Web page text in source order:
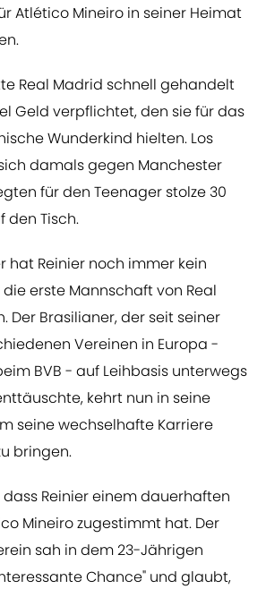
Atlético Mineiro in seiner Heimat
Real Madrid schnell gehandelt
Geld verpflichtet, den sie für das
Wunderkind hielten. Los
damals gegen Manchester
für den Teenager stolze 30
den Tisch.
hat Reinier noch immer kein
erste Mannschaft von Real
Der Brasilianer, der seit seiner
Vereinen in Europa -
BVB - auf Leihbasis unterwegs
kehrt nun in seine
seine wechselhafte Karriere
bringen.
Reinier einem dauerhaften
Mineiro zugestimmt hat. Der
sah in dem 23-Jährigen
Chance" und glaubt,